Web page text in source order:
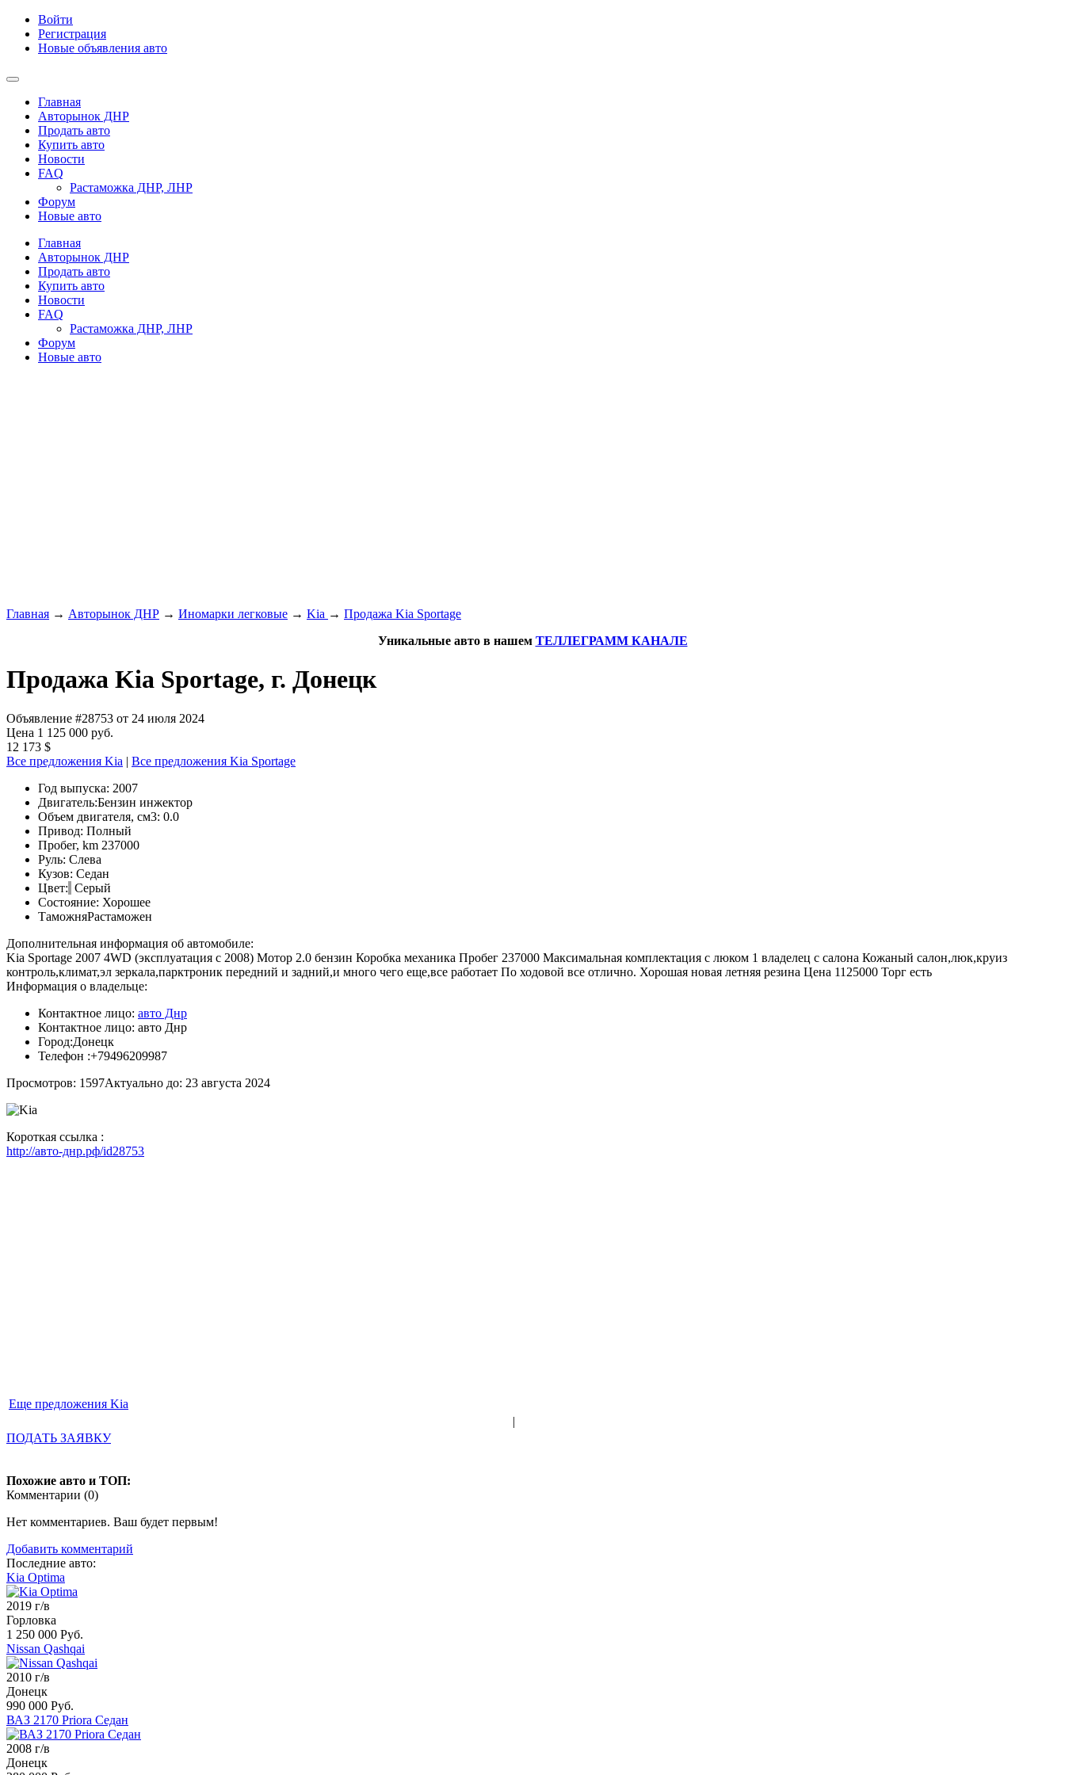
Войти
Регистрация
Новые объявления авто
Главная
Авторынок ДНР
Продать авто
Купить авто
Новости
FAQ
Растаможка ДНР, ЛНР
Форум
Новые авто
Главная
Авторынок ДНР
Продать авто
Купить авто
Новости
FAQ
Растаможка ДНР, ЛНР
Форум
Новые авто
Главная → Авторынок ДНР → Иномарки легковые → Kia → Продажа Kia Sportage
Уникальные авто в нашем ТЕЛЛЕГРАММ КАНАЛЕ
Продажа Kia Sportage, г. Донецк
Объявление #28753 от 24 июля 2024
Цена 1 125 000 руб.
12 173 $
Все предложения Kia | Все предложения Kia Sportage
Год выпуска: 2007
Двигатель:Бензин инжектор
Объем двигателя, см3: 0.0
Привод: Полный
Пробег, km 237000
Руль: Слева
Кузов: Седан
Цвет: Серый
Состояние: Хорошее
ТаможняРастаможен
Дополнительная информация об автомобиле:
Kia Sportage 2007 4WD (эксплуатация с 2008) Мотор 2.0 бензин Коробка механика Пробег 237000 Максимальная комплектация с люком 1 владелец с салона Кожаный салон,люк,круиз
контроль,климат,эл зеркала,парктроник передний и задний,и много чего еще,все работает По ходовой все отлично. Хорошая новая летняя резина Цена 1125000 Торг есть
Информация о владельце:
Контактное лицо: авто Днр
Контактное лицо: авто Днр
Город:Донецк
Телефон :+79496209987
Просмотров: 1597Актуально до: 23 августа 2024
Короткая ссылка :
http://авто-днр.рф/id28753
Еще предложения Kia
|
ПОДАТЬ ЗАЯВКУ
Похожие авто и ТОП:
Комментарии (0)
Нет комментариев. Ваш будет первым!
Добавить комментарий
Последние авто:
Kia Optima
2019 г/в
Горловка
1 250 000 Руб.
Nissan Qashqai
2010 г/в
Донецк
990 000 Руб.
ВАЗ 2170 Priora Седан
2008 г/в
Донецк